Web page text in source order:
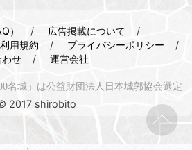
）
広告掲載について
利用規約
プライバシーポリシー
せ
運営会社
名城」は公益財団法人日本城郭協会選定
2017 shirobito